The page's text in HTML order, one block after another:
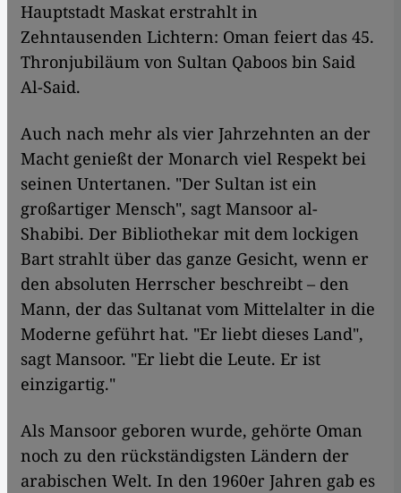
Hauptstadt Maskat erstrahlt in
Zehntausenden Lichtern: Oman feiert das 45.
Thronjubiläum von Sultan Qaboos bin Said
Al-Said.
Auch nach mehr als vier Jahrzehnten an der
Macht genießt der Monarch viel Respekt bei
seinen Untertanen. "Der Sultan ist ein
großartiger Mensch", sagt Mansoor al-
Shabibi. Der Bibliothekar mit dem lockigen
Bart strahlt über das ganze Gesicht, wenn er
den absoluten Herrscher beschreibt – den
Mann, der das Sultanat vom Mittelalter in die
Moderne geführt hat. "Er liebt dieses Land",
sagt Mansoor. "Er liebt die Leute. Er ist
einzigartig."
Als Mansoor geboren wurde, gehörte Oman
noch zu den rückständigsten Ländern der
arabischen Welt. In den 1960er Jahren gab es